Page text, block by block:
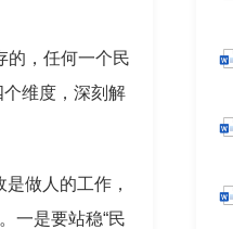
的，任何一个民
个维度，深刻解
做人的工作，
一是要站稳“民